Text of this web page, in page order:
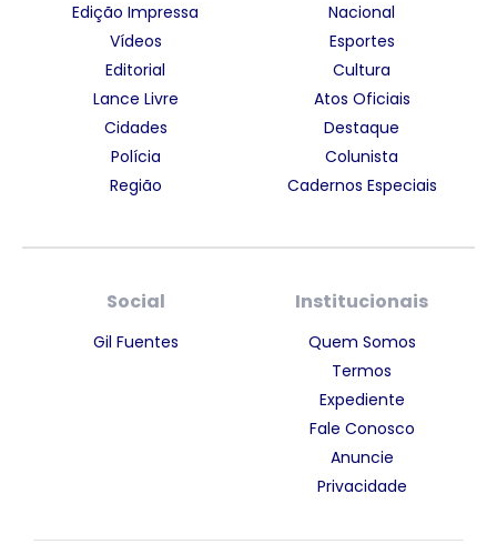
Edição Impressa
Vídeos
Editorial
Lance Livre
Cidades
Polícia
Região
Nacional
Esportes
Cultura
Atos Oficiais
Destaque
Colunista
Cadernos Especiais
Social
Gil Fuentes
Institucionais
Quem Somos
Termos
Expediente
Fale Conosco
Anuncie
Privacidade